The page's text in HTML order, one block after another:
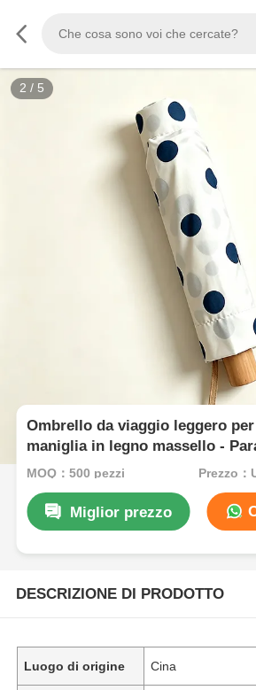
3 / 5
Ombrello da viaggio leggero
maniglia in legno massello -
tre pieghe
MOQ：500 pezzi
Miglior prezzo
DESCRIZIONE DI PRODOTTO
Luogo di origine Cina